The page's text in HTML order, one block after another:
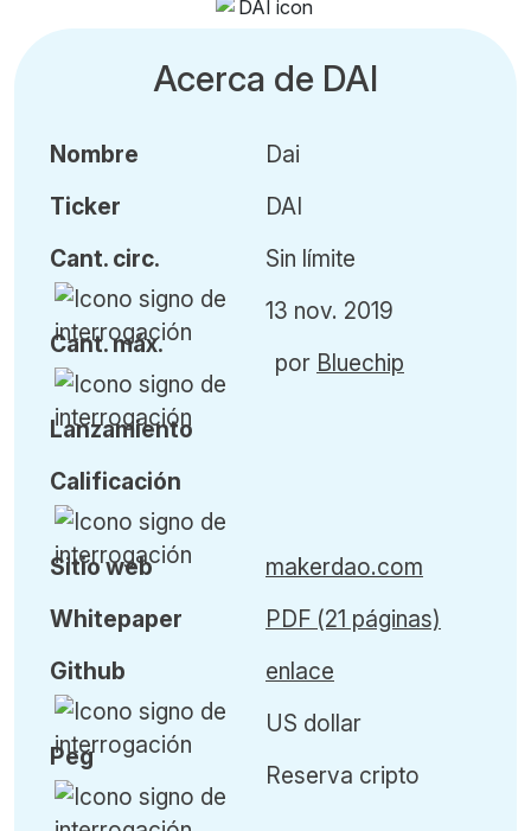
Acerca de DAI
Nombre
Ticker
Cant. circ.
Cant.máx.
Lanzamiento
Calificación
Dai
DAI
Sin límite
13 nov. 2019
por Bluechip
Sitio web
Whitepaper
Github
Peg
makerdao.com
PDF (21 páginas)
enlace
US dollar
Reserva cripto